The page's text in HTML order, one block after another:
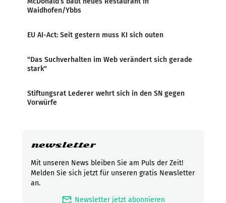
Waidhofen/Ybbs
EU AI-Act: Seit gestern muss KI sich outen
"Das Suchverhalten im Web verändert sich gerade
stark"
Stiftungsrat Lederer wehrt sich in den SN gegen
Vorwürfe
newsletter
Mit unseren News bleiben Sie am Puls der Zeit!
Melden Sie sich jetzt für unseren gratis Newsletter
an.
mark_email_read Newsletter jetzt abonnieren